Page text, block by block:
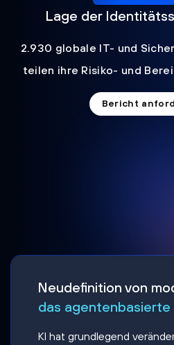
Lage der
2.930 globale IT- und
teilen ihre Risiko- und
Bericht
Neudefinition von
das
KI hat grundlegend